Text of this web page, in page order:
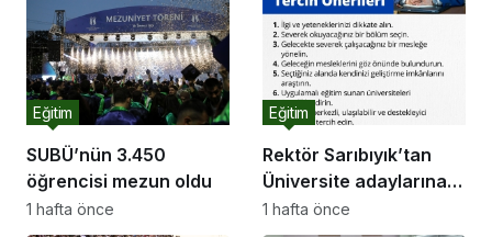
SUBÜ’nün 3.450
öğrencisi mezun oldu
Eğitim
1 hafta önce
Rektör Sarıbıyık’tan
Üniversite adaylarına
tercihi önerileri
Eğitim
1 hafta önce